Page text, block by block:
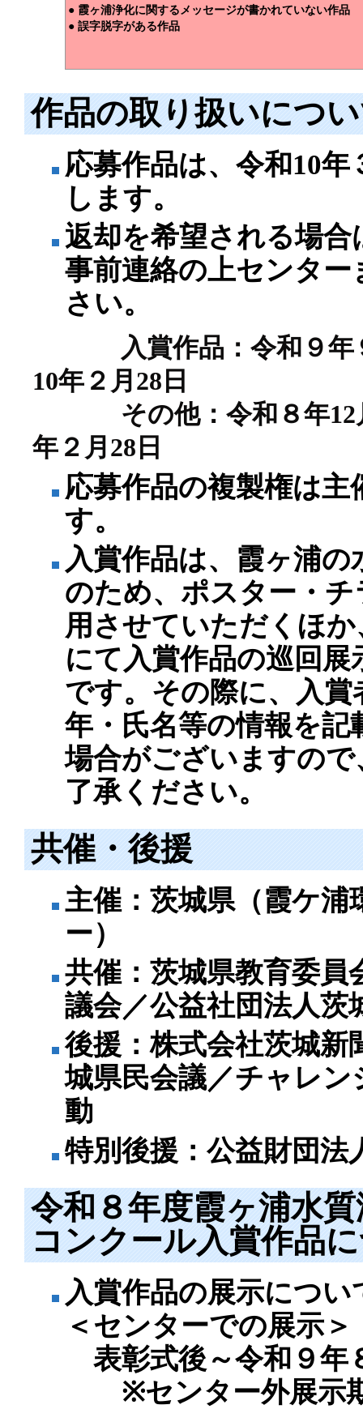
● 霞ヶ浦浄化に関するメッセージが書かれていない作品
● 誤字脱字がある作品
作品の取り扱いにつ
応募作品は、令和10年
します。
返却を希望される場合
事前連絡の上センタ
さい。
入賞作品：令和９年
10年２月28日
その他：令和８年12
年２月28日
応募作品の複製権は主
す。
入賞作品は、霞ヶ浦の
のため、ポスター・
用させていただくほ
にて入賞作品の巡回
です。その際に、入賞
年・氏名等の情報を
場合がございますの
了承ください。
共催・後援
主催：茨城県（霞ケ浦
ー）
共催：茨城県教育委員
議会／公益社団法人茨
後援：株式会社茨城新
城県民会議／チャレ
動
特別後援：公益財団法
令和８年度霞ヶ浦水
コンクール入賞作品
入賞作品の展示につい
＜センターでの展示＞
表彰式後～令和９年
※センター外展示